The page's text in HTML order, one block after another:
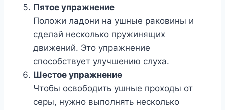
Пятое упражнение
Положи ладони на ушные раковины и
сделай несколько пружинящих
движений. Это упражнение
способствует улучшению слуха.
Шестое упражнение
Чтобы освободить ушные проходы от
серы, нужно выполнять несколько